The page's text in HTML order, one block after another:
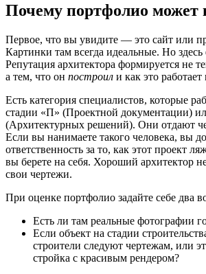
Почему портфолио может
Первое, что вы увидите — это сайт или
Картинки там всегда идеальные. Но здесь
Репутация архитектора формируется не
а тем, что он построил и как это
Есть категория специалистов, которые
стадии «П» (Проектной документации)
(Архитектурных решений). Они отдают
Если вы нанимаете такого человека, вы
ответственность за то, как этот проект
вы берете на себя. Хороший архитектор не
свои чертежи.
При оценке портфолио задайте себе два
Есть ли там реальные фотографии
Если объект на стадии
строители следуют чертежам, или
стройка с красивым рендером?